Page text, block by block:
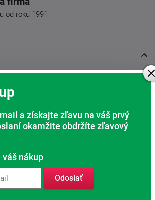
od roku 1991
kombinuje peny rôznych tuhosťou
má matrac perfektné ortopedické
sete 1 + 1, do košíka
Hard (tvrdší) tvorí masívna doska zo
a získajte zľavu na váš prvý
okamžite obdržíte zľavový
nákup
Odoslať